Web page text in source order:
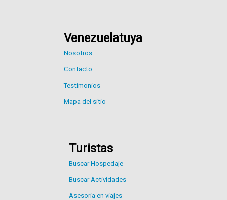
Venezuelatuya
Nosotros
Contacto
Testimonios
Mapa del sitio
Turistas
Buscar Hospedaje
Buscar Actividades
Asesoría en viajes